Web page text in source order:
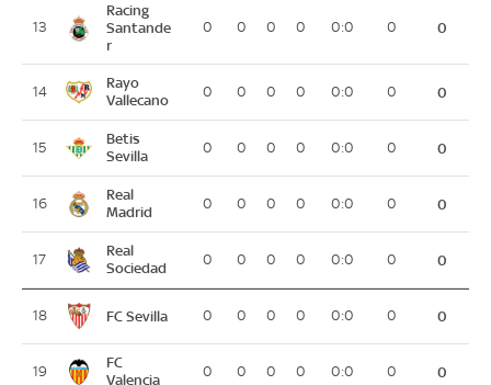
13
Racing
Santande
r
0 0 0 0 0:0 0 0
14
Rayo
Vallecano
0 0 0 0 0:0 0 0
15
Betis
Sevilla
0 0 0 0 0:0 0 0
16
Real
Madrid
0 0 0 0 0:0 0 0
17
Real
Sociedad
0 0 0 0 0:0 0 0
18 FC Sevilla 0 0 0 0 0:0 0 0
19
FC
Valencia
0 0 0 0 0:0 0 0